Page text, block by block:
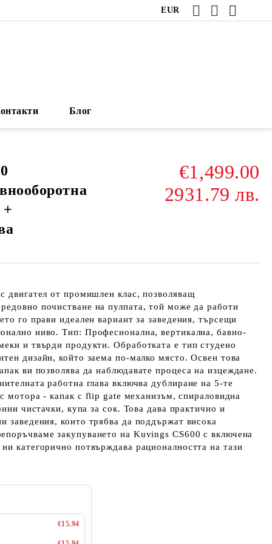
EUR
Блог
+
€1,499.00
2931.79 лв.
двигател от промишлен клас, позволяващ
почистване на пулпата, той може да работи
го прави идеален вариант за заведения, търсещи
ниво.Тип: Професионална, вертикална, бавно-
и твърди продукти. Обработката е типстудено
дизайн, който заема по-малко място. Освен това
ви позволява данаблюдавате процеса на изцеждане.
работна глава включва дублиране на 5-те
с мотора -капак с flip gate механизъм, спираловидна
чистачки, купа за сок. Това дава практично и
заведения, които трябва да поддържат висока
закупуването на Kuvings CS600 с включена
категорично потвърждава рационалността на тази
€15.94